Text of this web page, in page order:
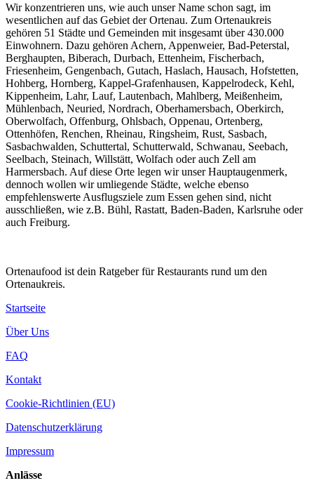
Wir konzentrieren uns, wie auch unser Name schon sagt, im
wesentlichen auf das Gebiet der Ortenau. Zum Ortenaukreis
gehören 51 Städte und Gemeinden mit insgesamt über 430.000
Einwohnern. Dazu gehören Achern, Appenweier, Bad-Peterstal,
Berghaupten, Biberach, Durbach, Ettenheim, Fischerbach,
Friesenheim, Gengenbach, Gutach, Haslach, Hausach, Hofstetten,
Hohberg, Hornberg, Kappel-Grafenhausen, Kappelrodeck, Kehl,
Kippenheim, Lahr, Lauf, Lautenbach, Mahlberg, Meißenheim,
Mühlenbach, Neuried, Nordrach, Oberhamersbach, Oberkirch,
Oberwolfach, Offenburg, Ohlsbach, Oppenau, Ortenberg,
Ottenhöfen, Renchen, Rheinau, Ringsheim, Rust, Sasbach,
Sasbachwalden, Schuttertal, Schutterwald, Schwanau, Seebach,
Seelbach, Steinach, Willstätt, Wolfach oder auch Zell am
Harmersbach. Auf diese Orte legen wir unser Hauptaugenmerk,
dennoch wollen wir umliegende Städte, welche ebenso
empfehlenswerte Ausflugsziele zum Essen gehen sind, nicht
ausschließen, wie z.B. Bühl, Rastatt, Baden-Baden, Karlsruhe oder
auch Freiburg.
Ortenaufood ist dein Ratgeber für Restaurants rund um den
Ortenaukreis.
Startseite
Über Uns
FAQ
Kontakt
Cookie-Richtlinien (EU)
Datenschutzerklärung
Impressum
Anlässe